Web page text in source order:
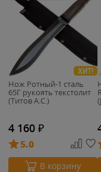
ХИТ!
Нож Ротный-1 сталь
65Г рукоять текстолит
(Титов А.С.)
4 160 ₽
5.0
В корзину